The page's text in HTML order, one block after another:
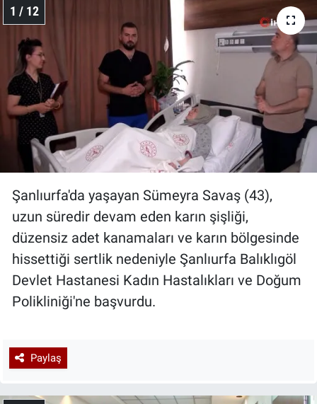
1 / 12
Şanlıurfa'da yaşayan Sümeyra Savaş (43),
uzun süredir devam eden karın şişliği,
düzensiz adet kanamaları ve karın bölgesinde
hissettiği sertlik nedeniyle Şanlıurfa Balıklıgöl
Devlet Hastanesi Kadın Hastalıkları ve Doğum
Polikliniği'ne başvurdu.
Paylaş